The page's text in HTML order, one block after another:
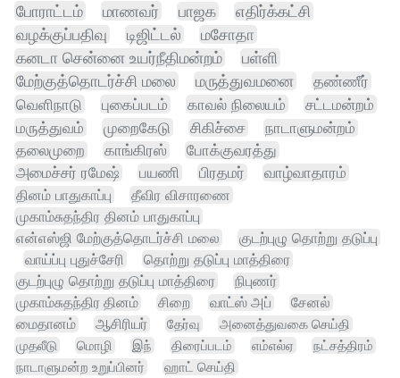
போராட்டம்
மாணவர் பாஜக
எதிர்க்கட்சி
வழக்குப்பதிவு
டிஜிட்டல்
மசோதா
கனடா சென்னை உயர்நீதிமன்றம்
பள்ளி
மேற்குத்தொடர்ச்சி மலை
மருத்துவமனை
தண்ணீர்
வெளிநாடு
புகைப்படம் காவல் நிலையம்
சட்டமன்றம்
மருத்துவம்
முறைகேடு சிகிச்சை
நாடாளுமன்றம்
தலைமுறை
காங்கிரஸ்
போக்குவரத்து
அமைச்சர் ரமேஷ்
பயணி பிரதமர்
வாழ்வாதாரம்
தினம் பாதுகாப்பு
தீவிர விசாரணை
முகாம்சுதந்திர தினம் பாதுகாப்பு
என்எஸ்ஜி மேற்குத்தொடர்ச்சி மலை
குடற்புழு தொற்று தடுப்பு
வாய்ப்பு புதுச்சேரி
தொற்று தடுப்பு மாத்திரை
குடற்புழு தொற்று தடுப்பு மாத்திரை
நிபுணர்
முகாம்சுதந்திர தினம்
சிறை வாட்ஸ் அப்
சேனல்
மைதானம்
ஆசிரியர் தேர்வு
அனைத்துவகை செய்தி
முதலீடு
மொழி இந் திரைப்படம் எம்எல்ஏ
நட்சத்திரம்
நாடாளுமன்ற உறுப்பினர்
ஹாட் செய்தி